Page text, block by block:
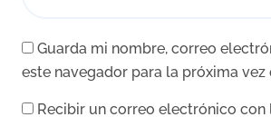
Guarda mi nombre, correo
este navegador para la próxima vez
Recibir un correo electrónico con